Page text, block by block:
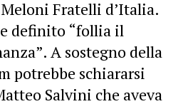
Fratelli d’Italia.
definito “follia il
A sostegno della
potrebbe schiararsi
Salvini che aveva